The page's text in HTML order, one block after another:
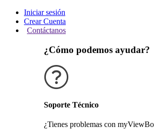
Iniciar sesión
Crear Cuenta
Contáctanos
¿Cómo podemos ayudar?
Soporte Técnico
¿Tienes problemas con